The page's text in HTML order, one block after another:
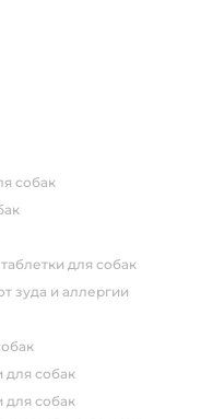
собак
для собак
зуда и аллергии
для собак
для собак